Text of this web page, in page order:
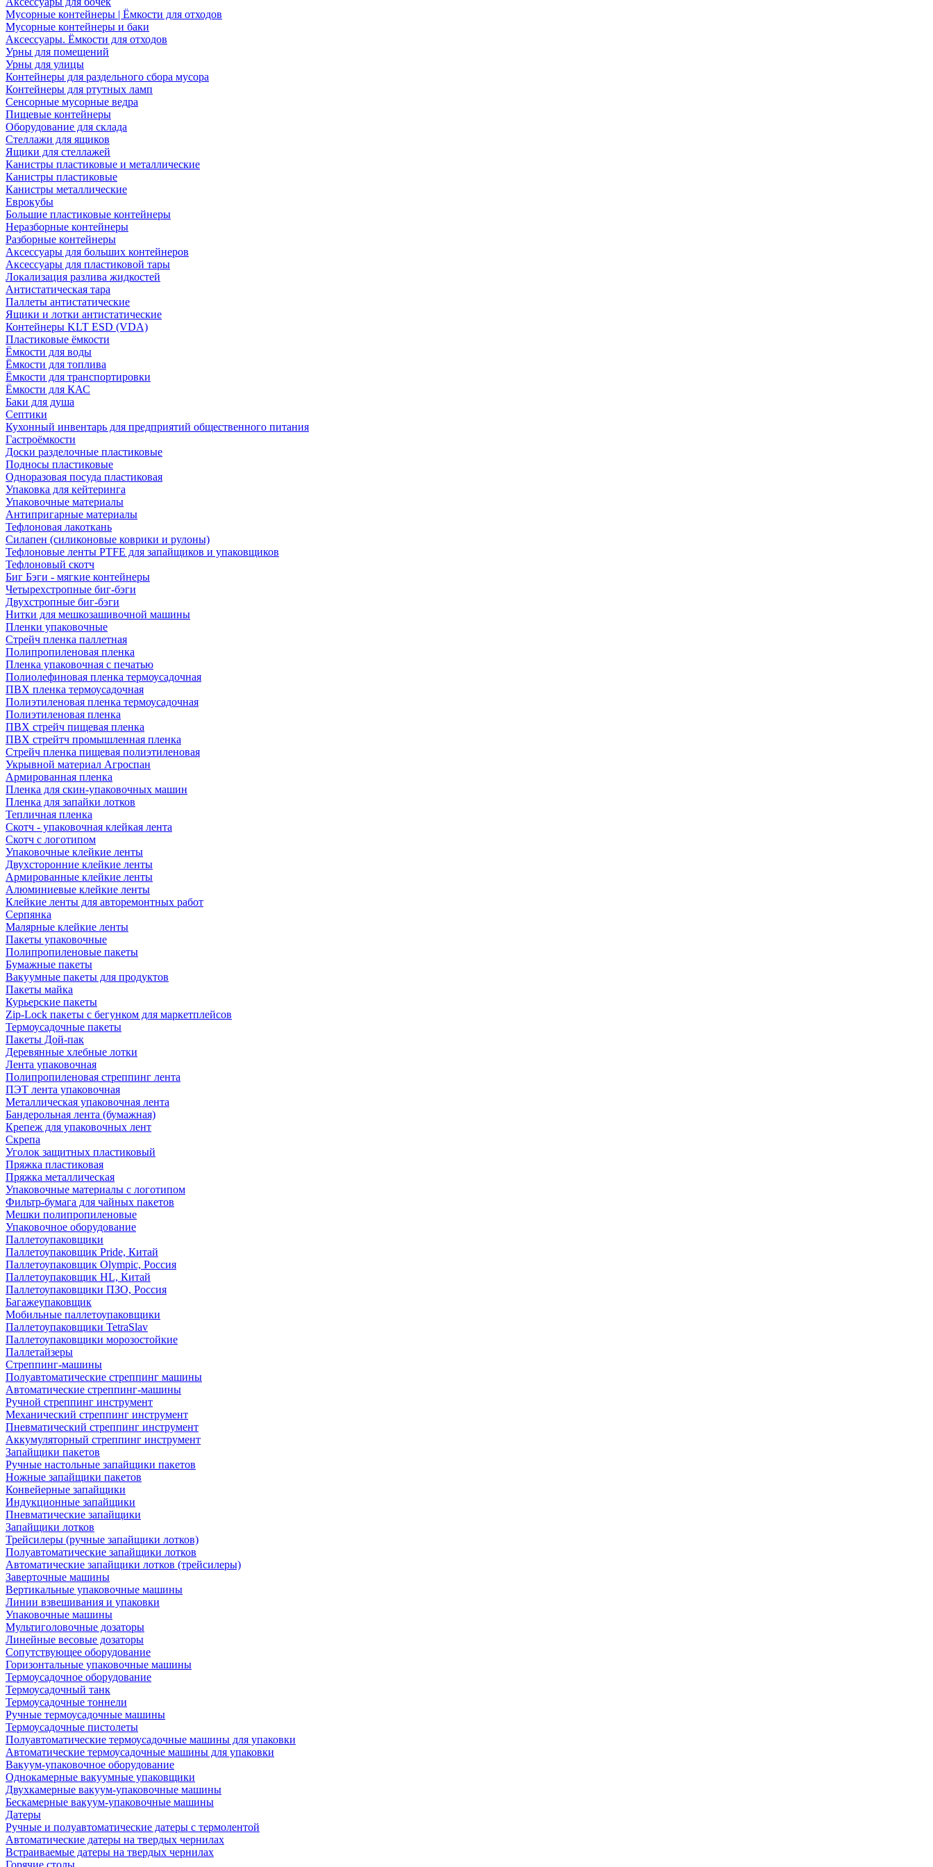
Мусорные контейнеры | Ёмкости для отходов
Мусорные контейнеры и баки
Аксессуары. Ёмкости для отходов
Урны для помещений
Урны для улицы
Контейнеры для раздельного сбора мусора
Контейнеры для ртутных ламп
Сенсорные мусорные ведра
Пищевые контейнеры
Оборудование для склада
Стеллажи для ящиков
Ящики для стеллажей
Канистры пластиковые и металлические
Канистры пластиковые
Канистры металлические
Еврокубы
Большие пластиковые контейнеры
Неразборные контейнеры
Разборные контейнеры
Аксессуары для больших контейнеров
Аксессуары для пластиковой тары
Локализация разлива жидкостей
Антистатическая тара
Паллеты антистатические
Ящики и лотки антистатические
Контейнеры KLT ESD (VDA)
Пластиковые ёмкости
Ёмкости для воды
Ёмкости для топлива
Ёмкости для транспортировки
Ёмкости для КАС
Баки для душа
Септики
Кухонный инвентарь для предприятий общественного питания
Гастроёмкости
Доски разделочные пластиковые
Подносы пластиковые
Одноразовая посуда пластиковая
Упаковка для кейтеринга
Упаковочные материалы
Антипригарные материалы
Тефлоновая лакоткань
Силапен (силиконовые коврики и рулоны)
Тефлоновые ленты PTFE для запайщиков и упаковщиков
Тефлоновый скотч
Биг Бэги - мягкие контейнеры
Четырехстропные биг-бэги
Двухстропные биг-бэги
Нитки для мешкозашивочной машины
Пленки упаковочные
Стрейч пленка паллетная
Полипропиленовая пленка
Пленка упаковочная с печатью
Полиолефиновая пленка термоусадочная
ПВХ пленка термоусадочная
Полиэтиленовая пленка термоусадочная
Полиэтиленовая пленка
ПВХ стрейч пищевая пленка
ПВХ стрейтч промышленная пленка
Стрейч пленка пищевая полиэтиленовая
Укрывной материал Агроспан
Армированная пленка
Пленка для скин-упаковочных машин
Пленка для запайки лотков
Тепличная пленка
Скотч - упаковочная клейкая лента
Скотч с логотипом
Упаковочные клейкие ленты
Двухсторонние клейкие ленты
Армированные клейкие ленты
Алюминиевые клейкие ленты
Клейкие ленты для авторемонтных работ
Серпянка
Малярные клейкие ленты
Пакеты упаковочные
Полипропиленовые пакеты
Бумажные пакеты
Вакуумные пакеты для продуктов
Пакеты майка
Курьерские пакеты
Zip-Lock пакеты с бегунком для маркетплейсов
Термоусадочные пакеты
Пакеты Дой-пак
Деревянные хлебные лотки
Лента упаковочная
Полипропиленовая стреппинг лента
ПЭТ лента упаковочная
Металлическая упаковочная лента
Бандерольная лента (бумажная)
Крепеж для упаковочных лент
Скрепа
Уголок защитных пластиковый
Пряжка пластиковая
Пряжка металлическая
Упаковочные материалы с логотипом
Фильтр-бумага для чайных пакетов
Мешки полипропиленовые
Упаковочное оборудование
Паллетоупаковщики
Паллетоупаковщик Pride, Китай
Паллетоупаковщик Olympic, Россия
Паллетоупаковщик HL, Китай
Паллетоупаковщики ПЗО, Россия
Багажеупаковщик
Мобильные паллетоупаковщики
Паллетоупаковщики TetraSlav
Паллетоупаковщики морозостойкие
Паллетайзеры
Стреппинг-машины
Полуавтоматические стреппинг машины
Автоматические стреппинг-машины
Ручной стреппинг инструмент
Механический стреппинг инструмент
Пневматический стреппинг инструмент
Аккумуляторный стреппинг инструмент
Запайщики пакетов
Ручные настольные запайщики пакетов
Ножные запайщики пакетов
Конвейерные запайщики
Индукционные запайщики
Пневматические запайщики
Запайщики лотков
Трейсилеры (ручные запайщики лотков)
Полуавтоматические запайщики лотков
Автоматические запайщики лотков (трейсилеры)
Заверточные машины
Вертикальные упаковочные машины
Линии взвешивания и упаковки
Упаковочные машины
Мультиголовочные дозаторы
Линейные весовые дозаторы
Сопутствующее оборудование
Горизонтальные упаковочные машины
Термоусадочное оборудование
Термоусадочный танк
Термоусадочные тоннели
Ручные термоусадочные машины
Термоусадочные пистолеты
Полуавтоматические термоусадочные машины для упаковки
Автоматические термоусадочные машины для упаковки
Вакуум-упаковочное оборудование
Однокамерные вакуумные упаковщики
Двухкамерные вакуум-упаковочные машины
Бескамерные вакуум-упаковочные машины
Датеры
Ручные и полуавтоматические датеры с термолентой
Автоматические датеры на твердых чернилах
Встраиваемые датеры на твердых чернилах
Горячие столы